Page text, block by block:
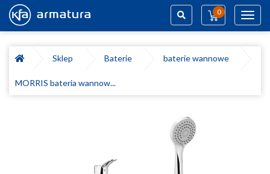
0
Sklep
Baterie baterie wannowe
MORRIS bateria wannow...